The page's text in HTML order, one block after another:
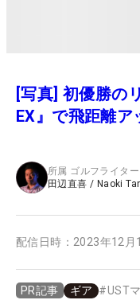
[写真] 初優勝の
EX』で飛距離
所属 ゴルフライター
田辺直喜 / Naoki
配信日時： 2023年12月
PR記事 ギア #UST